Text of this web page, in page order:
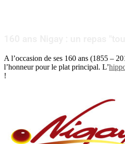
A l’occasion de ses 160 ans (1855 –
l’honneur pour le plat principal. L’
!